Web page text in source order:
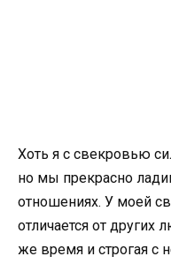
Хоть я с свекровью
но мы прекрасно
отношениях. У моей
отличается от других
же время и строгая с